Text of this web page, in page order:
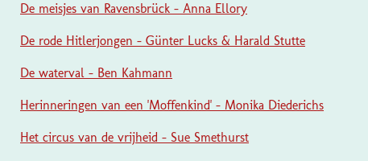
De meisjes van Ravensbrück - Anna Ellory
De rode Hitlerjongen - Günter Lucks & Harald Stutte
De waterval - Ben Kahmann
Herinneringen van een 'Moffenkind' - Monika Diederichs
Het circus van de vrijheid - Sue Smethurst